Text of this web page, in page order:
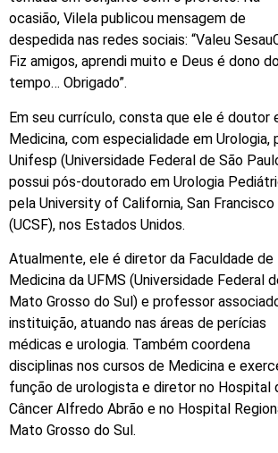
ocasião, Vilela publicou mensagem de
despedida nas redes sociais: “Valeu
Fiz amigos, aprendi muito e Deus é dono
tempo… Obrigado”.
Em seu currículo, consta que ele é doutor
Medicina, com especialidade em Urologia,
Unifesp (Universidade Federal de São
possui pós-doutorado em Urologia
pela University of California, San Francisco
(UCSF), nos Estados Unidos.
Atualmente, ele é diretor da Faculdade de
Medicina da UFMS (Universidade Federal
Mato Grosso do Sul) e professor
instituição, atuando nas áreas de perícias
médicas e urologia. Também coordena
disciplinas nos cursos de Medicina e
função de urologista e diretor no Hospital
Câncer Alfredo Abrão e no Hospital
Mato Grosso do Sul.